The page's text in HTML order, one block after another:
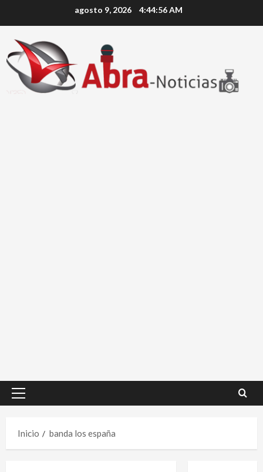
agosto 9, 2026 4:44:56 AM
Menú
Inicio
banda los españa